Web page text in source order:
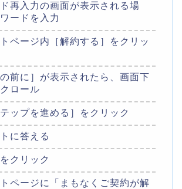
再入力の画面が表示される場
ードを入力
ページ内［解約する］をクリッ
の前に］が表示されたら、画面下
ロール
テップを進める］をクリック
に答える
クリック
ページに「まもなくご契約が解